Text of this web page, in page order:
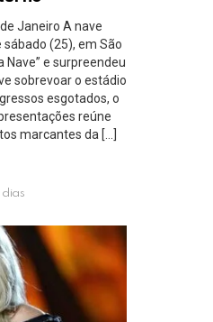
Janeiro A nave
(25), em São
Nave” e surpreendeu
sobrevoar o estádio
esgotados, o
reúne
marcantes da […]
dias